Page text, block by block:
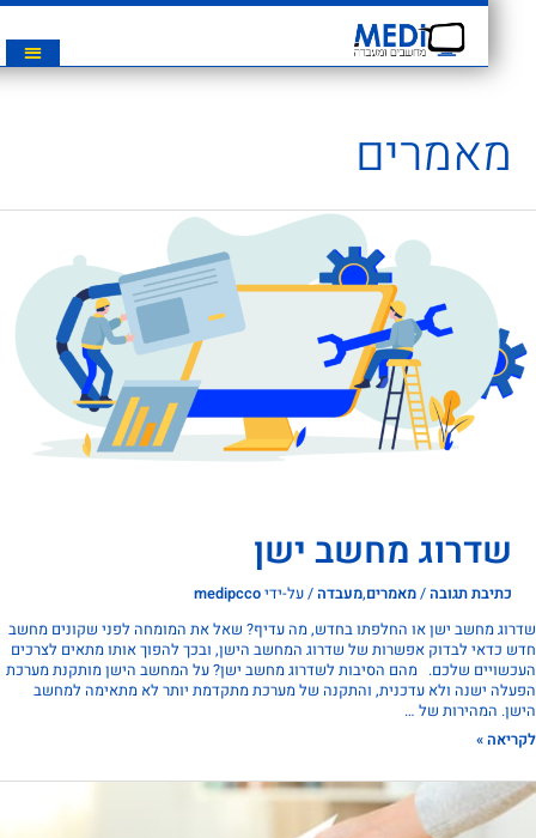
מאמרים
שדרוג מחשב ישן
כתיבת תגובה/מאמרים,מעבדה/ על-ידיmedipcco
מחשב ישן או החלפתו בחדש, מה עדיף? שאל את המומחה לפני שקונים מחשב
כדאי לבדוק אפשרות של שדרוג המחשב הישן, ובכך להפוך אותו מתאים לצרכים
שלכם. מהם הסיבות לשדרוג מחשב ישן? על המחשב הישן מותקנת מערכת
ישנה ולא עדכנית, והתקנה של מערכת מתקדמת יותר לא מתאימה למחשב
המהירות של …
»